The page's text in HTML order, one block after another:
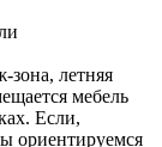
зона, летняя
мебель
Если,
ориентируемся